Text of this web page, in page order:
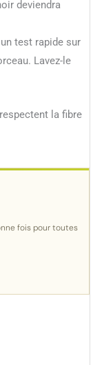
deviendra
test rapide sur
Lavez-le
la fibre
fois pour toutes